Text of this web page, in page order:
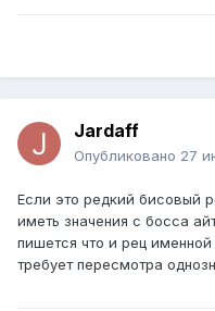
Jardaff
Опубликовано 27
Если это редкий бисовый
иметь значения с босса
пишется что и рец
требует пересмотра